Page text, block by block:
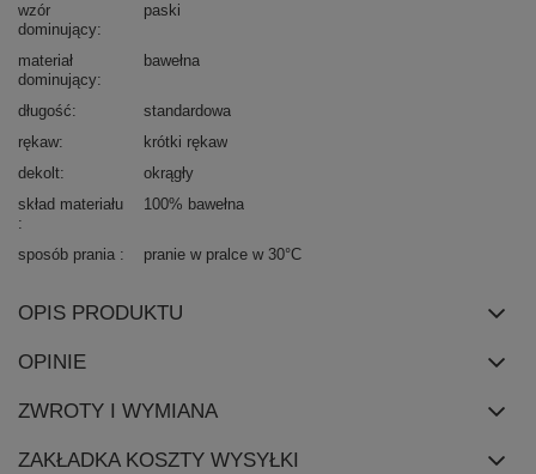
wzór
dominujący
paski
materiał
dominujący
bawełna
długość
standardowa
rękaw
krótki rękaw
dekolt
okrągły
skład materiału
100% bawełna
sposób prania pranie w pralce w 30°C
OPIS PRODUKTU
OPINIE
ZWROTY I WYMIANA
ZAKŁADKA KOSZTY WYSYŁKI